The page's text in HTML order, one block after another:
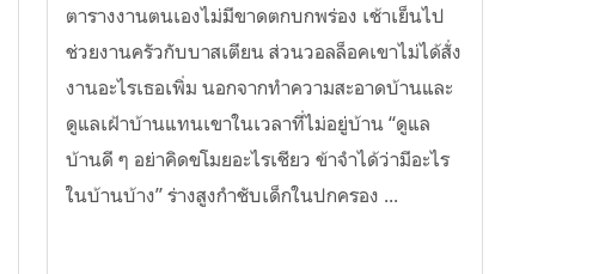
ตารางงานตนเองไม่มีขาดตกบกพร่อง เช้าเย็นไป
ช่วยงานครัวกับบาสเตียน ส่วนวอลล็อคเขาไม่ได้สั่ง
งานอะไรเธอเพิ่ม นอกจากทำความสะอาดบ้านและ
ดูแลเฝ้าบ้านแทนเขาในเวลาที่ไม่อยู่บ้าน “ดูแล
บ้านดี ๆ อย่าคิดขโมยอะไรเชียว ข้าจำได้ว่ามีอะไร
ในบ้านบ้าง” ร่างสูงกำชับเด็กในปกครอง ...